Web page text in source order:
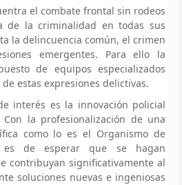
el combate frontal sin rodeos
de la criminalidad en todas sus
la delincuencia común, el crimen
emergentes. Para ello la
de equipos especializados
estas expresiones delictivas.
interés es la innovación policial
la profesionalización de una
como lo es el Organismo de
es de esperar que se hagan
contribuyan significativamente al
soluciones nuevas e ingeniosas